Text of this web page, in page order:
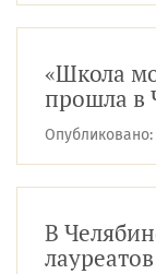
«Школа
прошла в
Опубликовано:
В